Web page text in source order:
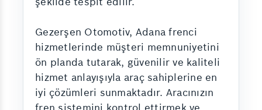
Gezerşen Otomotiv, Adana frenci
hizmetlerinde müşteri memnuniyetini
ön planda tutarak, güvenilir ve kaliteli
hizmet anlayışıyla araç sahiplerine en
iyi çözümleri sunmaktadır. Aracınızın